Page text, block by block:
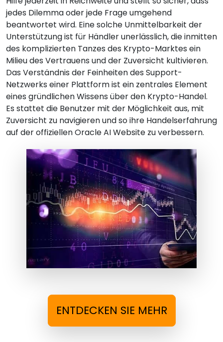
jedes Dilemma oder jede Frage umgehend
beantwortet wird. Eine solche Unmittelbarkeit der
Unterstützung ist für Händler unerlässlich, die inmitten
des komplizierten Tanzes des Krypto-Marktes ein
Milieu des Vertrauens und der Zuversicht kultivieren.
Das Verständnis der Feinheiten des Support-
Netzwerks einer Plattform ist ein zentrales Element
eines gründlichen Wissens über den Krypto-Handel.
Es stattet die Benutzer mit der Möglichkeit aus, mit
Zuversicht zu navigieren und so ihre Handelserfahrung
auf der offiziellen Oracle AI Website zu verbessern.
ENTDECKEN SIE MEHR